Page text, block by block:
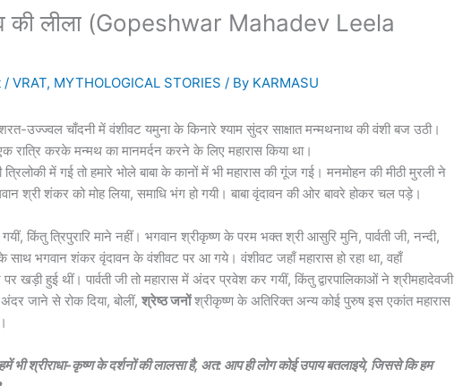
की लीला (Gopeshwar Mahadev Leela
/VRAT, MYTHOLOGICAL STORIES / By KARMASU
शरत-उज्ज्वल चाँदनी में वंशीवट यमुना के किनारे श्याम सुंदर साक्षात मन्मथनाथ की वंशी बज उठी।
रात्रि करके मन्मथ का मानमर्दन करने के लिए महारास किया था।
में गई तो हमारे भोले बाबा के कानों में भी महारास की गूंज गई। मनमोहन की मीठी मुरली ने
श्री शंकर को मोह लिया, समाधि भंग हो गयी। बाबा वृंदावन की ओर बावरे होकर चल पड़े।
गयीं, किंतु त्रिपुरारि माने नहीं। भगवान श्रीकृष्ण के परम भक्त श्री आसुरि मुनि, पार्वती जी, नन्दी,
साथ भगवान शंकर वृंदावन के वंशीवट पर आ गये। वंशीवट जहाँ महारास हो रहा था, वहाँ
पर खड़ी हुई थीं। पार्वती जी तो महारास में अंदर प्रवेश कर गयीं, किंतु द्वारपालिकाओं ने श्रीमहादेवजी
जाने से रोक दिया, बोलीं,श्रेष्ठ जनोंश्रीकृष्ण के अतिरिक्त अन्य कोई पुरुष इस एकांत महारास
हमें भी श्रीराधा-कृष्ण के दर्शनों की लालसा है, अत: आप ही लोग कोई उपाय बतलाइये, जिससे कि हम